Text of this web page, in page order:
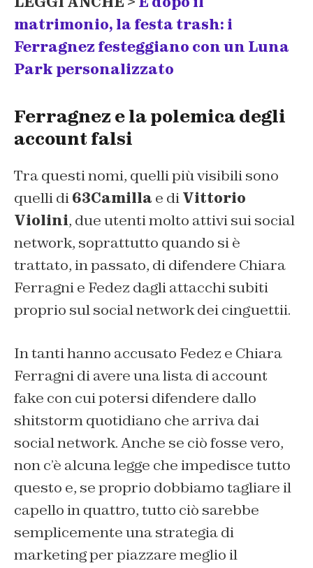
matrimonio, la festa trash: i
Ferragnez festeggiano con un Luna
Park personalizzato
Ferragnez e la polemica degli
account falsi
Tra questi nomi, quelli più visibili sono
quelli di63Camilla e diVittorio
Violini, due utenti molto attivi sui social
network, soprattutto quando si è
trattato, in passato, di difendere Chiara
Ferragni e Fedez dagli attacchi subiti
proprio sul social network dei cinguettii.
In tanti hanno accusato Fedez e Chiara
Ferragni di avere una lista di account
fake con cui potersi difendere dallo
shitstorm quotidiano che arriva dai
social network. Anche se ciò fosse vero,
non c’è alcuna legge che impedisce tutto
questo e, se proprio dobbiamo tagliare il
capello in quattro, tutto ciò sarebbe
semplicemente una strategia di
marketing per piazzare meglio il